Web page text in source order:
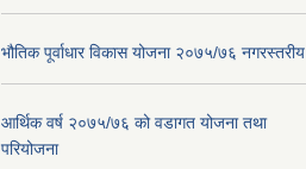
भौतिक पूर्वाधार विकास योजना २०७५/७६ नगरस्तरीय
आर्थिक वर्ष २०७५/७६ को वडागत योजना तथा
परियोजना